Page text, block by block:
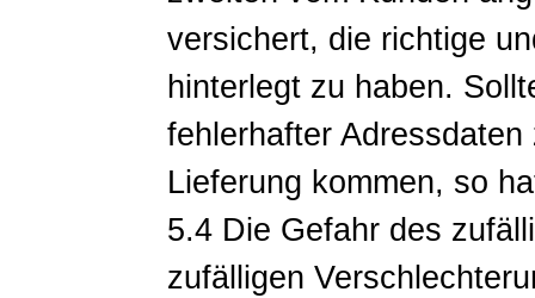
versichert, die richtige
hinterlegt zu haben.
fehlerhafter
Lieferung kommen, so
5.4 Die Gefahr des
zufälligen